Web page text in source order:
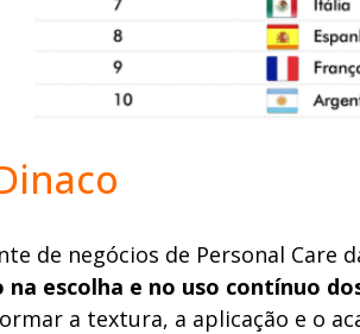
de negócios de Personal Care
escolha e no uso contínuo
a textura, a aplicação e o